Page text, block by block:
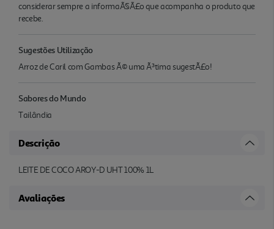
considerar sempre a informaÃ§Ã£o que acompanha o produto que
recebe.
Sugestões Utilização
Arroz de Caril com Gambas Ã© uma Ã³tima sugestÃ£o!
Sabores do Mundo
Tailândia
Descrição
LEITE DE COCO AROY-D UHT 100% 1L
Avaliações